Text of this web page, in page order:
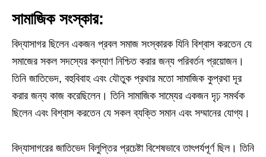
সামাজিক সংস্কার:
বিদ্যাসাগর ছিলেন একজন প্রবল সমাজ সংস্কারক যিনি বিশ্বাস করতেন যে
সমাজের সকল সদস্যের কল্যাণ নিশ্চিত করার জন্য পরিবর্তন প্রয়োজন।
তিনি জাতিভেদ, বহুবিবাহ এবং যৌতুক প্রথার মতো সামাজিক কুপ্রথা দূর
করার জন্য কাজ করেছিলেন। তিনি সামাজিক সাম্যের একজন দৃঢ় সমর্থক
ছিলেন এবং বিশ্বাস করতেন যে সকল ব্যক্তি সমান এবং সম্মানের যোগ্য।
বিদ্যাসাগরের জাতিভেদ বিলুপ্তির প্রচেষ্টা বিশেষভাবে তাৎপর্যপূর্ণ ছিল। তিনি